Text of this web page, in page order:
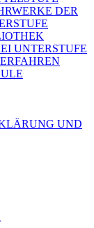
DER
UNTERSTUFE
UND